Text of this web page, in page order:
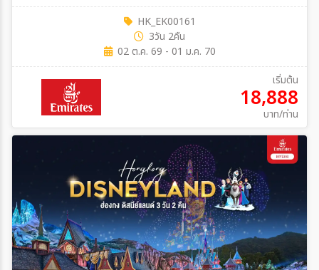
HK_EK00161
3วัน 2คืน
02 ต.ค. 69 - 01 ม.ค. 70
เริ่มต้น
18,888
บาท/ท่าน